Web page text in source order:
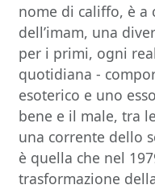
nome di califfo, è a
dell’imam, una
per i primi, ogni
quotidiana -
esoterico e uno
bene e il male, tra
una corrente dello
è quella che nel
trasformazione